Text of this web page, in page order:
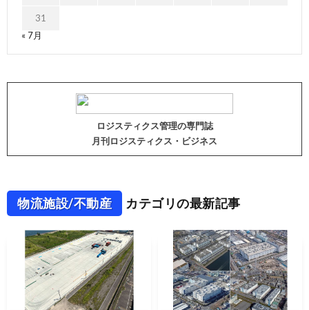
31
« 7月
ロジスティクス管理の専門誌
月刊ロジスティクス・ビジネス
物流施設/不動産 カテゴリの最新記事